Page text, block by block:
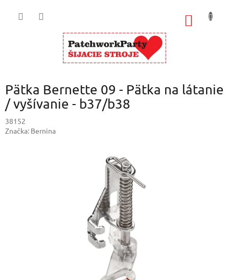
Pätka Bernette 09 - Pätka na látanie
/ vyšívanie - b37/b38
38152
Značka: Bernina